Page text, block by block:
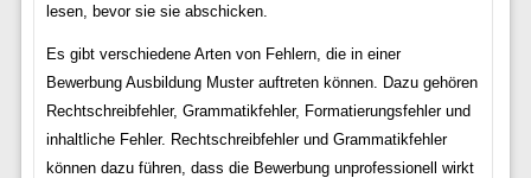
lesen, bevor sie sie abschicken.
Es gibt verschiedene Arten von Fehlern, die in einer
Bewerbung Ausbildung Muster auftreten können. Dazu gehören
Rechtschreibfehler, Grammatikfehler, Formatierungsfehler und
inhaltliche Fehler. Rechtschreibfehler und Grammatikfehler
können dazu führen, dass die Bewerbung unprofessionell wirkt